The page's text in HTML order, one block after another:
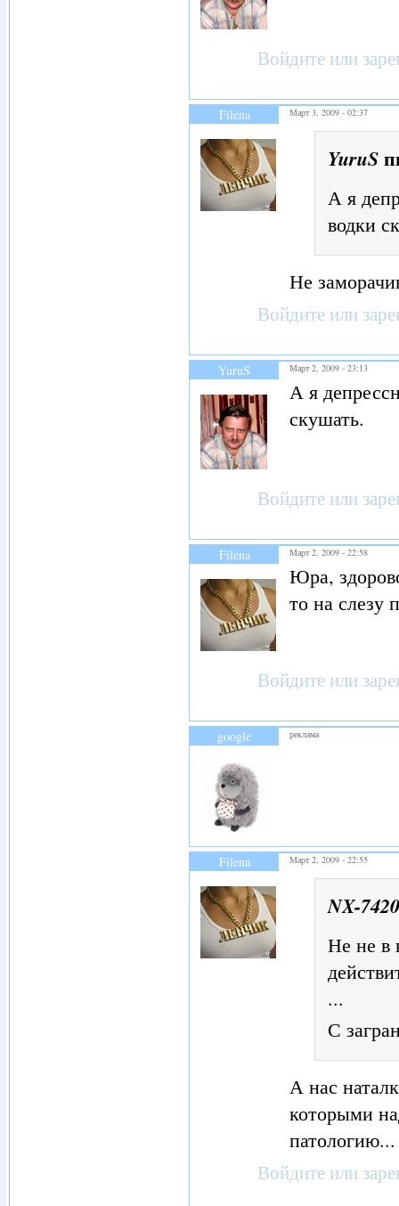
Войдите или
Filena Март 3, 2009 - 02:37
YuruS
А я
водки
Не
Войдите или
YuruS Март 2, 2009 - 23:13
А я
скушать.
Войдите или
Filena Март 2, 2009 - 22:58
Юра,
то на слезу
Войдите или
google реклама
Filena Март 2, 2009 - 22:55
NX-
Не не в
...
С
А нас
которыми
патологию...
Войдите или